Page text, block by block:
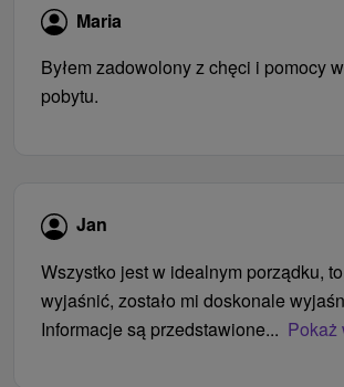
Maria
Byłem zadowolony z chęci i pomocy
pobytu.
Jan
Wszystko jest w idealnym porządku,
wyjaśnić, zostało mi doskonale
Informacje są przedstawione... Pokaż